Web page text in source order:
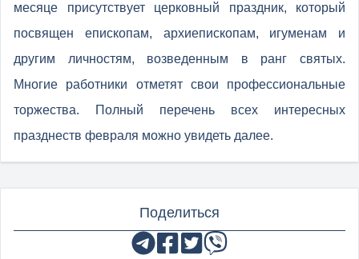
месяце присутствует церковный праздник, который
посвящен епископам, архиепископам, игуменам и
другим личностям, возведенным в ранг святых.
Многие работники отметят свои профессиональные
торжества. Полный перечень всех интересных
празднеств февраля можно увидеть далее.
Поделиться